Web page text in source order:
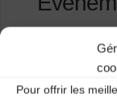
Pour offrir les
<li>Aucun